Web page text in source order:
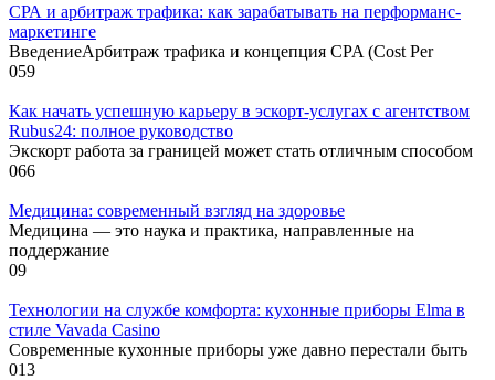
СРА и арбитраж трафика: как зарабатывать на перформанс-
маркетинге
ВведениеАрбитраж трафика и концепция CPA (Cost Per
059
Как начать успешную карьеру в эскорт-услугах с агентством
Rubus24: полное руководство
Экскорт работа за границей может стать отличным способом
066
Медицина: современный взгляд на здоровье
Медицина — это наука и практика, направленные на
поддержание
09
Технологии на службе комфорта: кухонные приборы Elma в
стиле Vavada Casino
Современные кухонные приборы уже давно перестали быть
013